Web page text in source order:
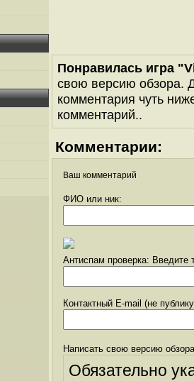
Понравилась игра
свою версию обзора.
комментария чуть
комментарий..
Комментарии:
Ваш комментарий
ФИО или ник:
Антиспам проверка: Введите
Контактный E-mail (не
Написать свою версию
Обязательно